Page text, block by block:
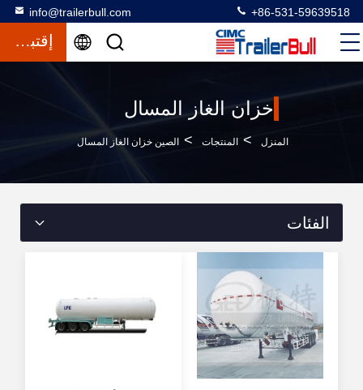
info@trailerbull.com +86-531-59639518
إقتباس
خزان الغاز المسال
المنزل > المنتجات > الصين خزان الغاز المسال
الفئات